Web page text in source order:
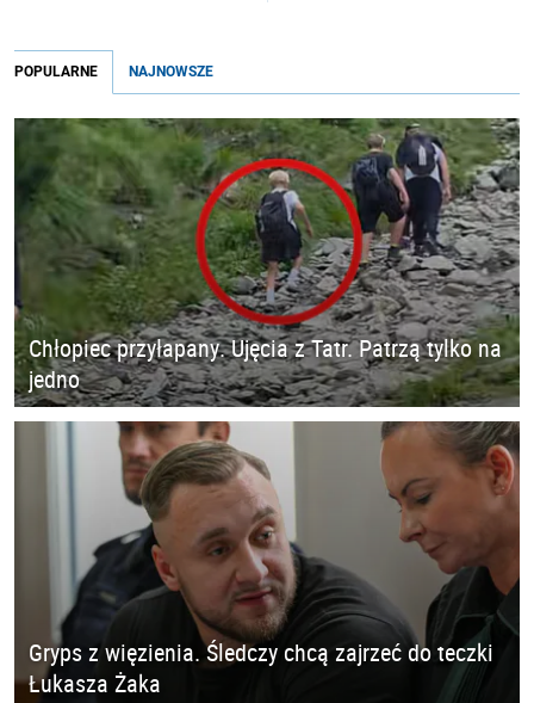
POPULARNE NAJNOWSZE
Chłopiec przyłapany. Ujęcia z Tatr. Patrzą tylko na
jedno
Gryps z więzienia. Śledczy chcą zajrzeć do teczki
Łukasza Żaka